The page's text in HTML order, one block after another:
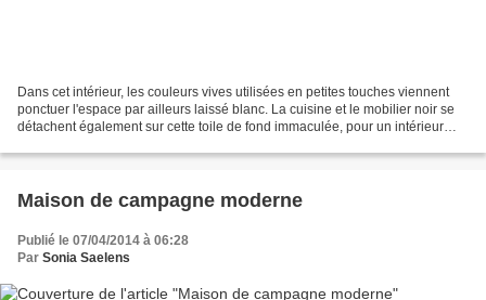
Dans cet intérieur, les couleurs vives utilisées en petites touches viennent
ponctuer l'espace par ailleurs laissé blanc. La cuisine et le mobilier noir se
détachent également sur cette toile de fond immaculée, pour un intérieur
Maison de campagne moderne
Publié le 07/04/2014 à 06:28
Par Sonia Saelens